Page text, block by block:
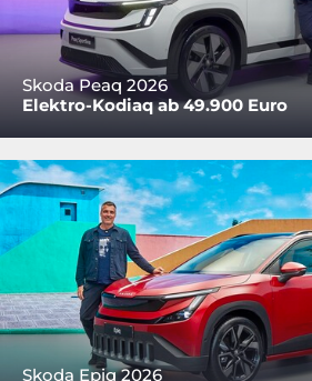
Skoda Peaq 2026
Elektro-Kodiaq ab 49.900 Euro
Skoda Epiq 2026